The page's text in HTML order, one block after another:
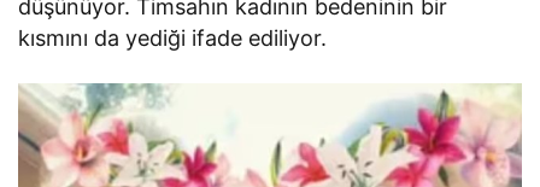
düşünüyor. Timsahın kadının bedeninin bir
kısmını da yediği ifade ediliyor.